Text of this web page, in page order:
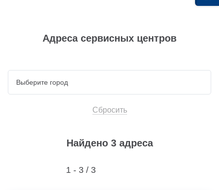
Адреса сервисных центров
Сбросить
Найдено 3 адреса
1 - 3 / 3